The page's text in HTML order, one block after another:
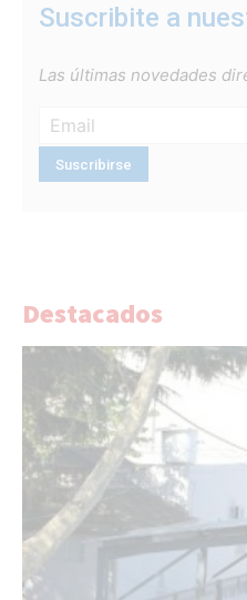
Suscribite a
Las últimas novedades
Destacados